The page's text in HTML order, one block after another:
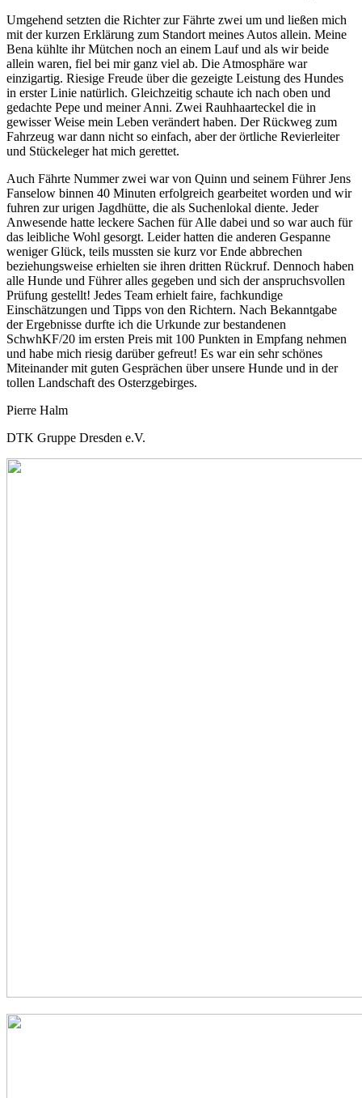
Umgehend setzten die Richter zur Fährte zwei um und ließen mich
mit der kurzen Erklärung zum Standort meines Autos allein. Meine
Bena kühlte ihr Mütchen noch an einem Lauf und als wir beide
allein waren, fiel bei mir ganz viel ab. Die Atmosphäre war
einzigartig. Riesige Freude über die gezeigte Leistung des Hundes
in erster Linie natürlich. Gleichzeitig schaute ich nach oben und
gedachte Pepe und meiner Anni. Zwei Rauhhaarteckel die in
gewisser Weise mein Leben verändert haben. Der Rückweg zum
Fahrzeug war dann nicht so einfach, aber der örtliche Revierleiter
und Stückeleger hat mich gerettet.
Auch Fährte Nummer zwei war von Quinn und seinem Führer Jens
Fanselow binnen 40 Minuten erfolgreich gearbeitet worden und wir
fuhren zur urigen Jagdhütte, die als Suchenlokal diente. Jeder
Anwesende hatte leckere Sachen für Alle dabei und so war auch für
das leibliche Wohl gesorgt. Leider hatten die anderen Gespanne
weniger Glück, teils mussten sie kurz vor Ende abbrechen
beziehungsweise erhielten sie ihren dritten Rückruf. Dennoch haben
alle Hunde und Führer alles gegeben und sich der anspruchsvollen
Prüfung gestellt! Jedes Team erhielt faire, fachkundige
Einschätzungen und Tipps von den Richtern. Nach Bekanntgabe
der Ergebnisse durfte ich die Urkunde zur bestandenen
SchwhKF/20 im ersten Preis mit 100 Punkten in Empfang nehmen
und habe mich riesig darüber gefreut! Es war ein sehr schönes
Miteinander mit guten Gesprächen über unsere Hunde und in der
tollen Landschaft des Osterzgebirges.
Pierre Halm
DTK Gruppe Dresden e.V.